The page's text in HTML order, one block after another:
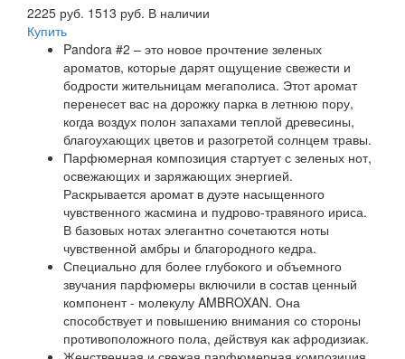
2225 руб. 1513 руб. В наличии
Купить
Pandora #2 – это новое прочтение зеленых
ароматов, которые дарят ощущение свежести и
бодрости жительницам мегаполиса. Этот аромат
перенесет вас на дорожку парка в летнюю пору,
когда воздух полон запахами теплой древесины,
благоухающих цветов и разогретой солнцем травы.
Парфюмерная композиция стартует с зеленых нот,
освежающих и заряжающих энергией.
Раскрывается аромат в дуэте насыщенного
чувственного жасмина и пудрово-травяного ириса.
В базовых нотах элегантно сочетаются ноты
чувственной амбры и благородного кедра.
Специально для более глубокого и объемного
звучания парфюмеры включили в состав ценный
компонент - молекулу AMBROXAN. Она
способствует и повышению внимания со стороны
противоположного пола, действуя как афродизиак.